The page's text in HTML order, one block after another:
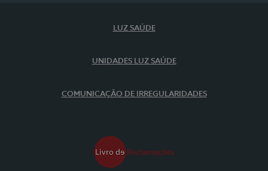
LUZ SAÚDE
UNIDADES LUZ SAÚDE
COMUNICAÇÃO DE IRREGULARIDADES